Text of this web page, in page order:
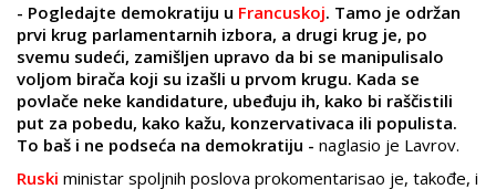
- Pogledajte demokratiju u Francuskoj. Tamo je održan
prvi krug parlamentarnih izbora, a drugi krug je, po
svemu sudeći, zamišljen upravo da bi se manipulisalo
voljom birača koji su izašli u prvom krugu. Kada se
povlače neke kandidature, ubeđuju ih, kako bi raščistili
put za pobedu, kako kažu, konzervativaca ili populista.
To baš i ne podseća na demokratiju - naglasio je Lavrov.
Ruski ministar spoljnih poslova prokomentarisao je, takođe, i